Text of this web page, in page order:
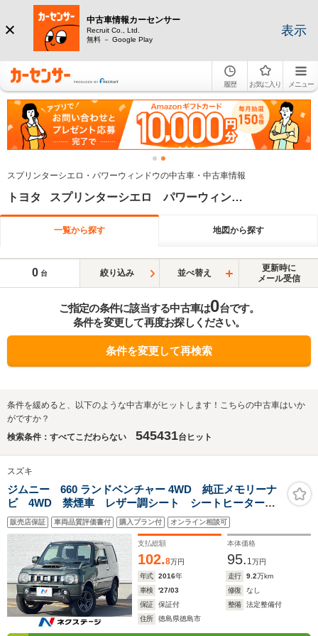
中古車情報カーセンサー
Recruit Co., Ltd.
無料 － Google Play
表示
履歴 お気に入り メニュー
スプリンターシエロ・パワーウィンドウの中古車・中古車情報
トヨタ スプリンターシエロ パワーウィンドウ
一覧から探す 地図から探す
0 台 絞り込み 並べ替え
更新時に
メール受信
ご指定の条件に該当する中古車は0台です。
条件を変更して再度お探しください。
条件を変更して再検索
条件を緩めると、以下のような中古車がヒットします！こちらの中古車はいか
がですか？
検索条件：すべてこだわらない
545431台ヒット
スズキ
ジムニー 660 ランドベンチャー 4WD 純正メモリーナ
ビ 4WD 禁煙車 レザー調シート シートヒーター
ETC CD 地デジ
販売店保証 車両品質評価書付 購入プラン付 オンライン相談可
支払総額
102.8万円
本体価格
95. 1万円
年式
2016年 走行 9.2万km
車検
'27/03 修復
なし
保証
保証付 整備
法定整備付
住所
徳島県徳島市